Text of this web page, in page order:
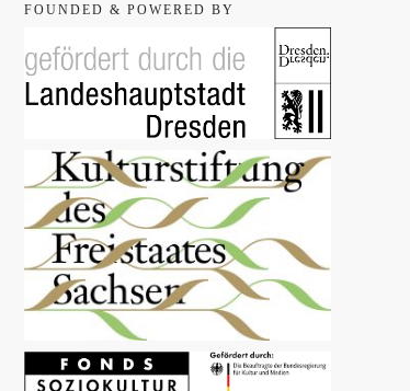
FOUNDED & POWERED BY